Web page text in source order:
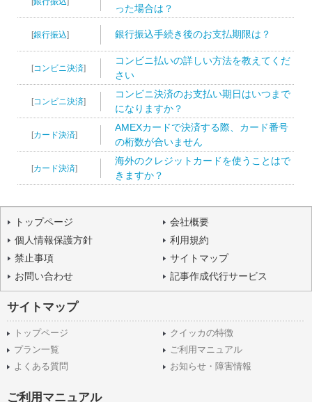
った場合は？
[銀行振込] 銀行振込手続き後のお支払期限は？
[コンビニ決済]
コンビニ払いの詳しい方法を教えてくだ
さい
[コンビニ決済]
コンビニ決済のお支払い期日はいつまで
になりますか？
[カード決済]
AMEXカードで決済する際、カード番号
の桁数が合いません
[カード決済]
海外のクレジットカードを使うことはで
きますか？
トップページ
会社概要
個人情報保護方針
利用規約
禁止事項
サイトマップ
お問い合わせ
記事作成代行サービス
サイトマップ
トップページ
クイッカの特徴
プラン一覧
ご利用マニュアル
よくある質問
お知らせ・障害情報
ご利用マニュアル